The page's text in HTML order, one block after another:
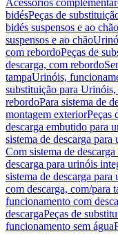
Acessórios
bidésPeças de
bidés suspensos e ao chão
suspensos e ao chão
com rebordoPeças de
descarga, com rebordo
tampaUrinóis,
substituição para
rebordoPara sistema de
montagem exteriorPeças
descarga embutido para
sistema de descarga
Com sistema de
descarga para urinóis
sistema de descarga
com descarga, com/para
funcionamento com
descargaPeças de
funcionamento sem água